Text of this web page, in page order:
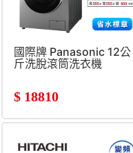
國際牌 Panasonic 12公
斤洗脫滾筒洗衣機
$ 18810